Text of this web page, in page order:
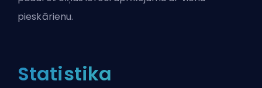
pieskārienu.
Statistika